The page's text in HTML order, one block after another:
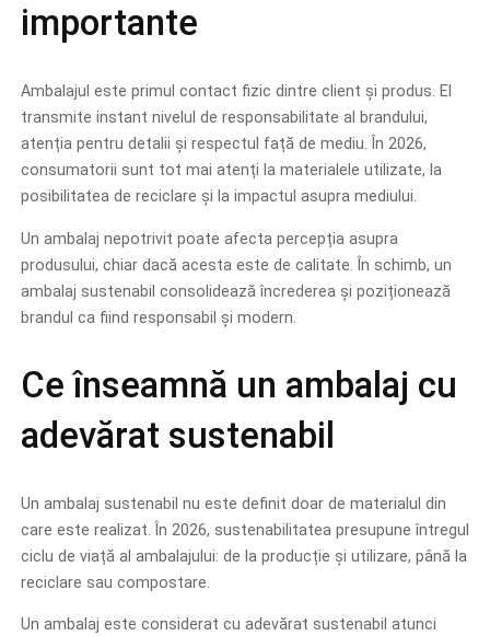
importante
Ambalajul este primul contact fizic dintre client și produs. El
transmite instant nivelul de responsabilitate al brandului,
atenția pentru detalii și respectul față de mediu. În 2026,
consumatorii sunt tot mai atenți la materialele utilizate, la
posibilitatea de reciclare și la impactul asupra mediului.
Un ambalaj nepotrivit poate afecta percepția asupra
produsului, chiar dacă acesta este de calitate. În schimb, un
ambalaj sustenabil consolidează încrederea și poziționează
brandul ca fiind responsabil și modern.
Ce înseamnă un ambalaj cu
adevărat sustenabil
Un ambalaj sustenabil nu este definit doar de materialul din
care este realizat. În 2026, sustenabilitatea presupune întregul
ciclu de viață al ambalajului: de la producție și utilizare, până la
reciclare sau compostare.
Un ambalaj este considerat cu adevărat sustenabil atunci